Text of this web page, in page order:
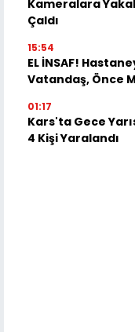
Kameralara
Çaldı
15:54
EL İNSAF!
Vatandaş, Önce
01:17
Kars'ta Gece
4 Kişi Yaralandı